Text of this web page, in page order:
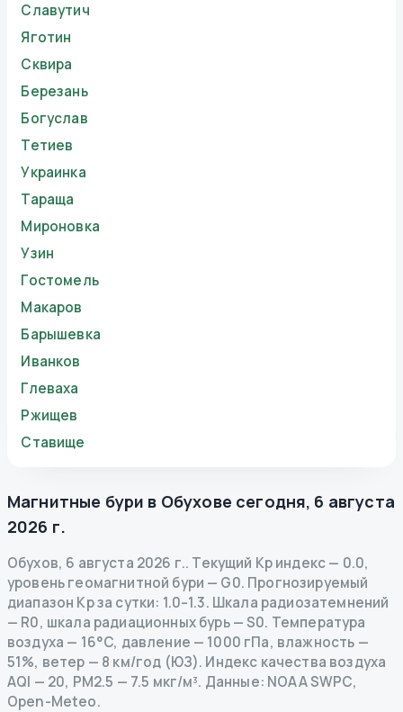
Славутич
Яготин
Сквира
Березань
Богуслав
Тетиев
Украинка
Тараща
Мироновка
Узин
Гостомель
Макаров
Барышевка
Иванков
Глеваха
Ржищев
Ставище
Магнитные бури в Обухове сегодня, 6 августа
2026 г.
Обухов, 6 августа 2026 г.. Текущий Kp индекс— 0.0,
уровень геомагнитной бури — G0. Прогнозируемый
диапазон Kp за сутки: 1.0–1.3. Шкала радиозатемнений
— R0, шкала радиационных бурь— S0. Температура
воздуха — 16°C, давление — 1000 гПа, влажность —
51%, ветер — 8 км/год (ЮЗ). Индекс качества воздуха
AQI — 20, PM2.5 — 7.5 мкг/м³. Данные: NOAA SWPC,
Open-Meteo.